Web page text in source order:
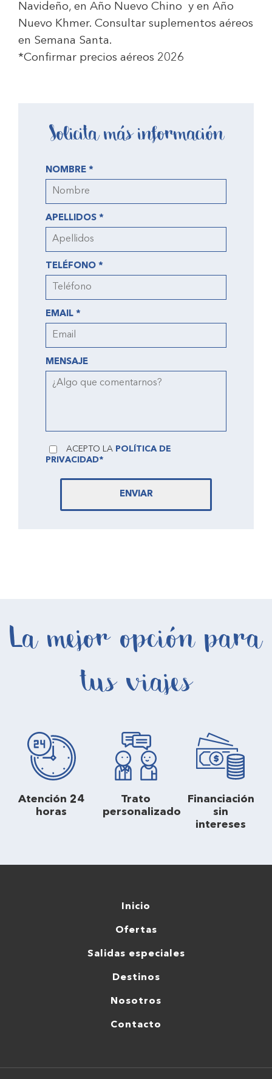
Navideño, en Año Nuevo Chino y en Año
Nuevo Khmer. Consultar suplementos aéreos
en Semana Santa.
*Confirmar precios aéreos 2026
Solicita más información
NOMBRE *
APELLIDOS *
TELÉFONO *
EMAIL *
MENSAJE
ACEPTO LA POLÍTICA DE
PRIVACIDAD*
ENVIAR
La mejor opción para
tus viajes
Atención 24
horas
Trato
personalizado
Financiación
sin
intereses
Inicio
Ofertas
Salidas especiales
Destinos
Nosotros
Contacto